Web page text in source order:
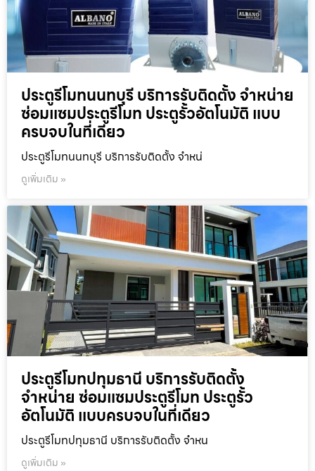
ประตูรีโมทนนทบุรี บริการรับติดตั้ง จำหน่าย
ซ่อมแซมประตูรีโมท ประตูรั้วอัตโนมัติ แบบ
ครบจบในที่เดียว
ประตูรีโมทนนทบุรี บริการรับติดตั้ง จำหน่
ดูเพิ่มเติม »
ประตูรีโมทปทุมธานี บริการรับติดตั้ง
จำหน่าย ซ่อมแซมประตูรีโมท ประตูรั้ว
อัตโนมัติ แบบครบจบในที่เดียว
ประตูรีโมทปทุมธานี บริการรับติดตั้ง จำหน
ดูเพิ่มเติม »